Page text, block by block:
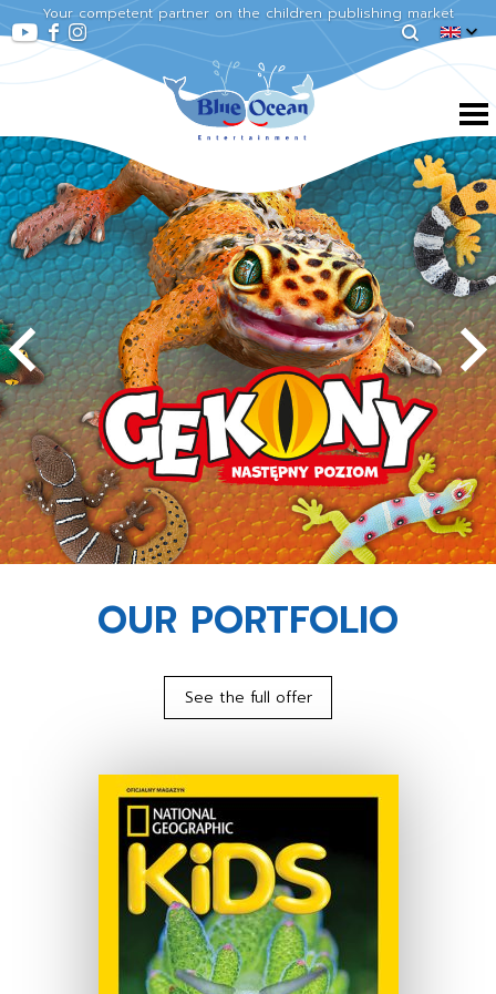
Your competent partner on the children publishing market
OUR PORTFOLIO
See the full offer